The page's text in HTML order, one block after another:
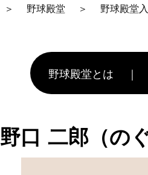
野球殿堂 野球殿堂
野球殿堂とは
野口 二郎（の